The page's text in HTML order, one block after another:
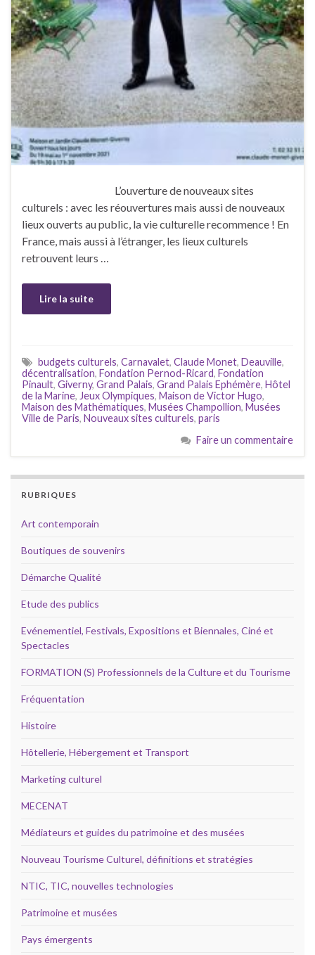
L’ouverture de nouveaux sites
culturels : avec les réouvertures mais aussi de nouveaux
lieux ouverts au public, la vie culturelle recommence ! En
France, mais aussi à l’étranger, les lieux culturels
retrouvent leurs …
Lire la suite
budgets culturels, Carnavalet, Claude Monet, Deauville,
décentralisation, Fondation Pernod-Ricard, Fondation
Pinault, Giverny, Grand Palais, Grand Palais Ephémère, Hôtel
de la Marine, Jeux Olympiques, Maison de Victor Hugo,
Maison des Mathématiques, Musées Champollion, Musées
Ville de Paris, Nouveaux sites culturels, paris
Faire un commentaire
RUBRIQUES
Art contemporain
Boutiques de souvenirs
Démarche Qualité
Etude des publics
Evénementiel, Festivals, Expositions et Biennales, Ciné et
Spectacles
FORMATION (S) Professionnels de la Culture et du Tourisme
Fréquentation
Histoire
Hôtellerie, Hébergement et Transport
Marketing culturel
MECENAT
Médiateurs et guides du patrimoine et des musées
Nouveau Tourisme Culturel, définitions et stratégies
NTIC, TIC, nouvelles technologies
Patrimoine et musées
Pays émergents